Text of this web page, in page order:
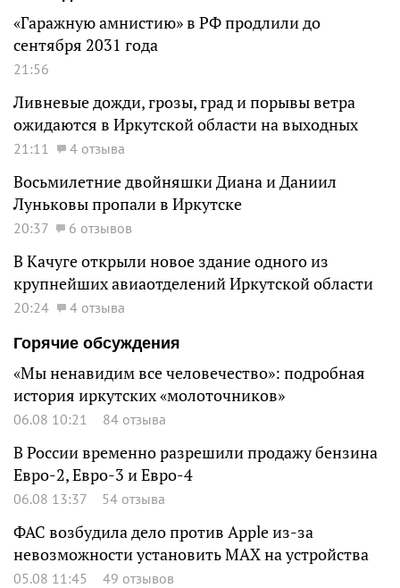
«Гаражную амнистию» в РФ продлили до
сентября 2031 года
21:56
Ливневые дожди, грозы, град и порывы ветра
ожидаются в Иркутской области на выходных
21:11 4 отзыва
Восьмилетние двойняшки Диана и Даниил
Луньковы пропали в Иркутске
20:37 6 отзывов
В Качуге открыли новое здание одного из
крупнейших авиаотделений Иркутской области
20:24
4 отзыва
Горячие обсуждения
«Мы ненавидим все человечество»: подробная
история иркутских «молоточников»
06.08 10:21 84 отзыва
В России временно разрешили продажу бензина
Евро-2, Евро-3 и Евро-4
06.08 13:37 54 отзыва
ФАС возбудила дело против Apple из-за
невозможности установить MAX на устройства
05.08 11:45 49 отзывов